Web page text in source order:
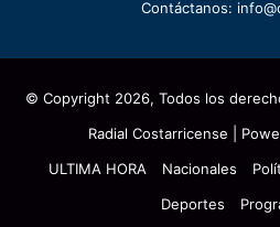
Contáctanos:
© Copyright 2026, Todos los
Radial Costarricense |
ULTIMA HORA
Nacionales
Deportes